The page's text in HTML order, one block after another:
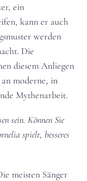
ein
kann er auch
werden
Die
diesem Anliegen
moderne, in
Mythenarbeit.
sein. Können Sie
spielt, besseres
meisten Sänger